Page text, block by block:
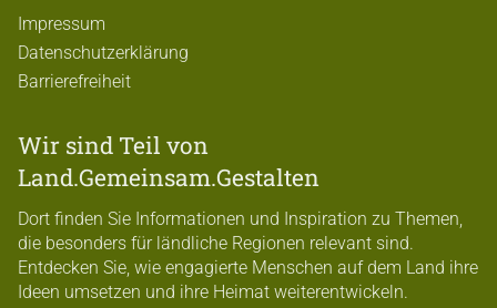
Impressum
Datenschutzerklärung
Barrierefreiheit
Wir sind Teil von
Land.Gemeinsam.Gestalten
Dort finden Sie Informationen und Inspiration zu Themen,
die besonders für ländliche Regionen relevant sind.
Entdecken Sie, wie engagierte Menschen auf dem Land ihre
Ideen umsetzen und ihre Heimat weiterentwickeln.